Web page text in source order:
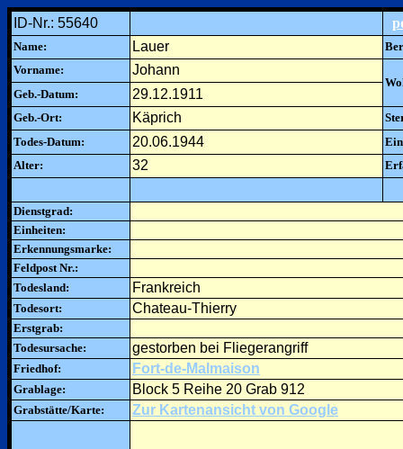
ID-Nr.: 55640
Name: Lauer
Vorname:
Johann
Geb.-Datum:
29.12.1911
Geb.-Ort: Käprich
Todes-Datum:
20.06.1944
Alter:
32
Dienstgrad:
Einheiten:
Erkennungsmarke:
Feldpost Nr.:
Todesland:
Frankreich
Todesort: Chateau-Thierry
Erstgrab:
Todesursache:
gestorben bei Fliegerangriff
Friedhof: Fort-de-Malmaison
Grablage: Block 5 Reihe 20 Grab 912
Grabstätte/Karte: Zur Kartenansicht von Google